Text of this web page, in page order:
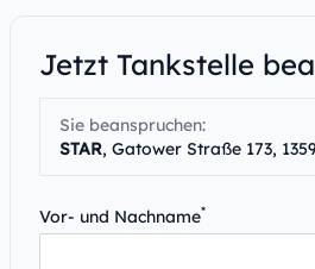
Jetzt Tankstelle
Sie beanspruchen:
STAR, Gatower Straße 173,
Vor- und Nachname*